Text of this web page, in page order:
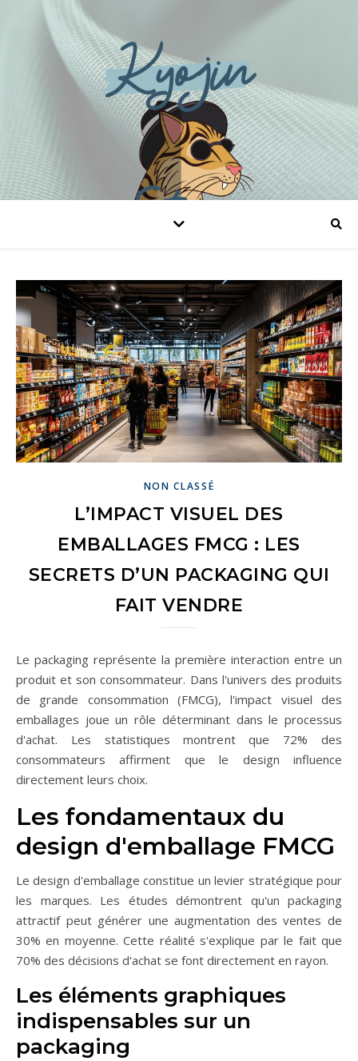
NON CLASSÉ
L’IMPACT VISUEL DES
EMBALLAGES FMCG : LES
SECRETS D’UN PACKAGING QUI
FAIT VENDRE
Le packaging représente la première interaction entre un
produit et son consommateur. Dans l'univers des produits
de grande consommation (FMCG), l'impact visuel des
emballages joue un rôle déterminant dans le processus
d'achat. Les statistiques montrent que 72% des
consommateurs affirment que le design influence
directement leurs choix.
Les fondamentaux du
design d'emballage FMCG
Le design d'emballage constitue un levier stratégique pour
les marques. Les études démontrent qu'un packaging
attractif peut générer une augmentation des ventes de
30% en moyenne. Cette réalité s'explique par le fait que
70% des décisions d'achat se font directement en rayon.
Les éléments graphiques
indispensables sur un
packaging